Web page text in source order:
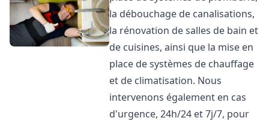
la débouchage de canalisations,
la rénovation de salles de bain et
de cuisines, ainsi que la mise en
place de systèmes de chauffage
et de climatisation. Nous
intervenons également en cas
d'urgence, 24h/24 et 7j/7, pour